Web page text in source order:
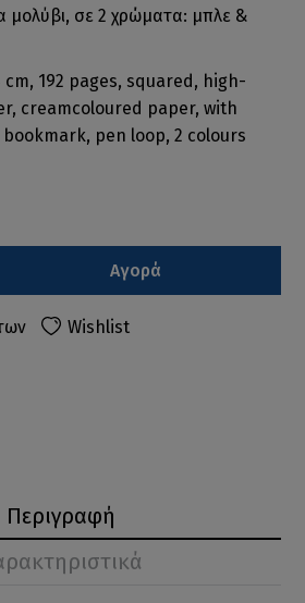
μολύβι, σε 2 χρώματα: μπλε &
cm, 192 pages, squared, high-
creamcoloured paper, with
pen loop, 2 colours
Αγορά
Wishlist
Περιγραφή